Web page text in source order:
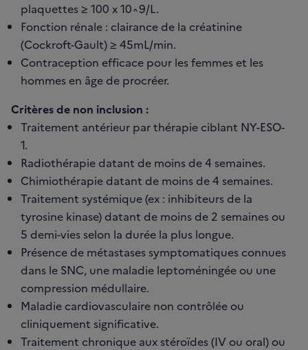
plaquettes ≥ 100 x 10^9/L.
Fonction rénale : clairance de la créatinine
(Cockroft-Gault) ≥ 45mL/min.
Contraception efficace pour les femmes et les
hommes en âge de procréer.
Critères de non inclusion :
Traitement antérieur par thérapie ciblant NY-ESO-
1.
Radiothérapie datant de moins de 4 semaines.
Chimiothérapie datant de moins de 4 semaines.
Traitement systémique (ex : inhibiteurs de la
tyrosine kinase) datant de moins de 2 semaines ou
5 demi-vies selon la durée la plus longue.
Présence de métastases symptomatiques connues
dans le SNC, une maladie leptoméningée ou une
compression médullaire.
Maladie cardiovasculaire non contrôlée ou
cliniquement significative.
Traitement chronique aux stéroïdes (IV ou oral) ou